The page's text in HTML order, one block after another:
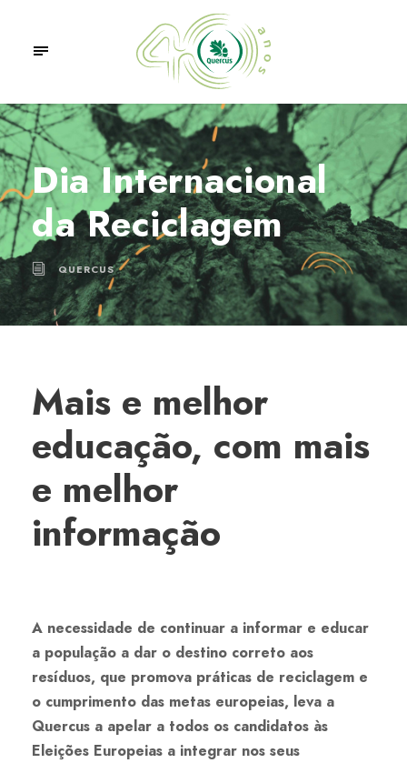
Dia Internacional
da Reciclagem
QUERCUS
Mais e melhor
educação, com mais
e melhor
informação
A necessidade de continuar a informar e educar
a população a dar o destino correto aos
resíduos, que promova práticas de reciclagem e
o cumprimento das metas europeias, leva a
Quercus a apelar a todos os candidatos às
Eleições Europeias a integrar nos seus